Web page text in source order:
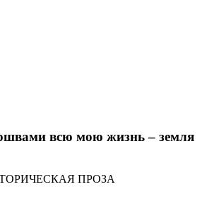
всю мою жизнь – земля
ПРОЗА